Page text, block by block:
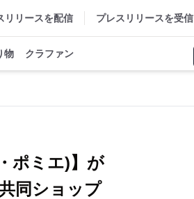
リリースを配信 プレスリリースを受信
物 クラファン
ポミエ)】が
同ショップ